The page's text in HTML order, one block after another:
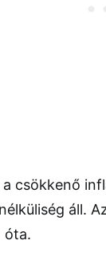
csökkenő
áll.
óta.